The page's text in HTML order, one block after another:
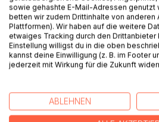
BESCHREIBUNG
"Boah, nicht noch ein
weg und gib mir ein
das jetzt denkst, dann wirst du
Erfahrungen als Lernpädagogin in
in jeder Familie mit Kindern so oder
könnte. Ergänzt um viele hilfreiche
sowie gehashte E-Mail-Adressen genutzt
betten wir zudem Drittinhalte von anderen
Plattformen). Wir haben auf die weitere
etwaiges Tracking durch den Drittanbieter
Einstellung willigst du in die oben
kannst deine Einwilligung (z. B. im Footer
jederzeit mit Wirkung für die Zukunft
ABLEHNEN